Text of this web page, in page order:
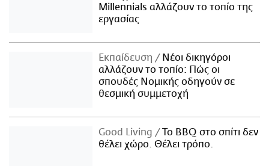
Millennials αλλάζουν το τοπίο της
εργασίας
Εκπαίδευση
Νέοι δικηγόροι
αλλάζουν το τοπίο: Πώς οι
σπουδές Νομικής οδηγούν σε
θεσμική συμμετοχή
Good Living
Το BBQ στο σπίτι δεν
θέλει χώρο. Θέλει τρόπο.